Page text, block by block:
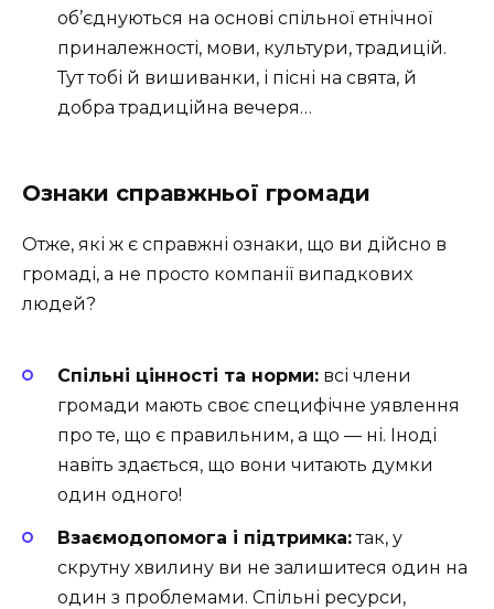
об’єднуються на основі спільної етнічної
приналежності, мови, культури, традицій.
Тут тобі й вишиванки, і пісні на свята, й
добра традиційна вечеря…
Ознаки справжньої громади
Отже, які ж є справжні ознаки, що ви дійсно в
громаді, а не просто компанії випадкових
людей?
Спільні цінності та норми: всі члени
громади мають своє специфічне уявлення
про те, що є правильним, а що — ні. Іноді
навіть здається, що вони читають думки
один одного!
Взаємодопомога і підтримка:так, у
скрутну хвилину ви не залишитеся один на
один з проблемами. Спільні ресурси,